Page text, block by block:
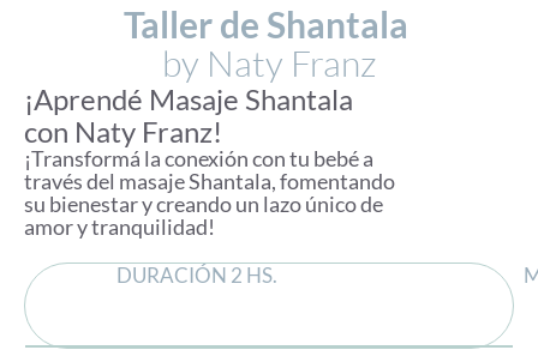
Taller de Shantala
by Naty Franz
¡Aprendé Masaje Shantala
con Naty Franz!
¡Transformá la conexión con tu bebé a
través del masaje Shantala, fomentando
su bienestar y creando un lazo único de
amor y tranquilidad!
DURACIÓN 2 HS.